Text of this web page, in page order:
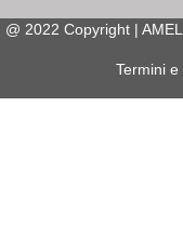
@ 2022 Copyright |
Termini